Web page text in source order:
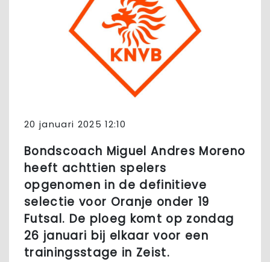
20 januari 2025 12:10
Bondscoach Miguel Andres Moreno
heeft achttien spelers
opgenomen in de definitieve
selectie voor Oranje onder 19
Futsal. De ploeg komt op zondag
26 januari bij elkaar voor een
trainingsstage in Zeist.